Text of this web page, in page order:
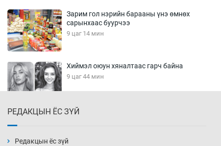
Зарим гол нэрийн барааны үнэ өмнөх
сарынхаас буурчээ
9 цаг 14 мин
Хиймэл оюун хяналтаас гарч байна
9 цаг 44 мин
10 цаг 14 мин
РЕДАКЦЫН ЁС ЗҮЙ
Редакцын ёс зүй